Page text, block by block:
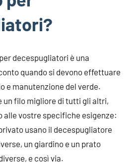
decespugliatori è una
quando si devono effettuare
e manutenzione del verde.
un filo migliore di tutti gli altri,
alle vostre specifiche esigenze:
usano il decespugliatore
un giardino e un prato
e così via.